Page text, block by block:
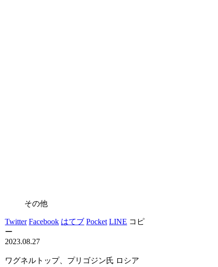
その他
Twitter Facebook はてブ Pocket LINE コピ
ー
2023.08.27
ワグネルトップ、プリゴジン氏 ロシア